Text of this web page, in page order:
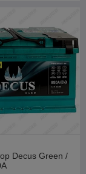
Decus Green /